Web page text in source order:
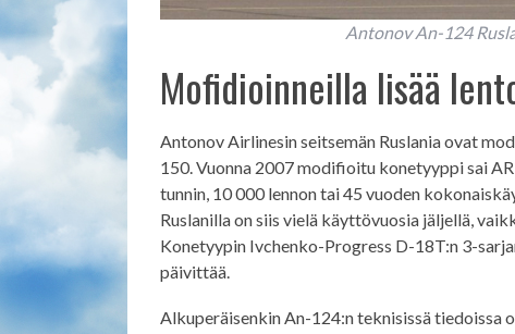
Antonov An-124
Mofidioinneilla lisää
Antonov Airlinesin seitsemän Ruslania ovat
150. Vuonna 2007 modifioitu konetyyppi sai
tunnin, 10 000 lennon tai 45 vuoden
Ruslanilla on siis vielä käyttövuosia jäljellä,
Konetyypin Ivchenko-Progress D-18T:n 3-
päivittää.
Alkuperäisenkin An-124:n teknisissä tiedoissa